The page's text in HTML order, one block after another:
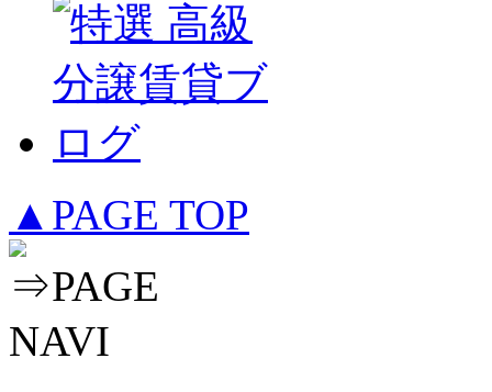
▲PAGE TOP